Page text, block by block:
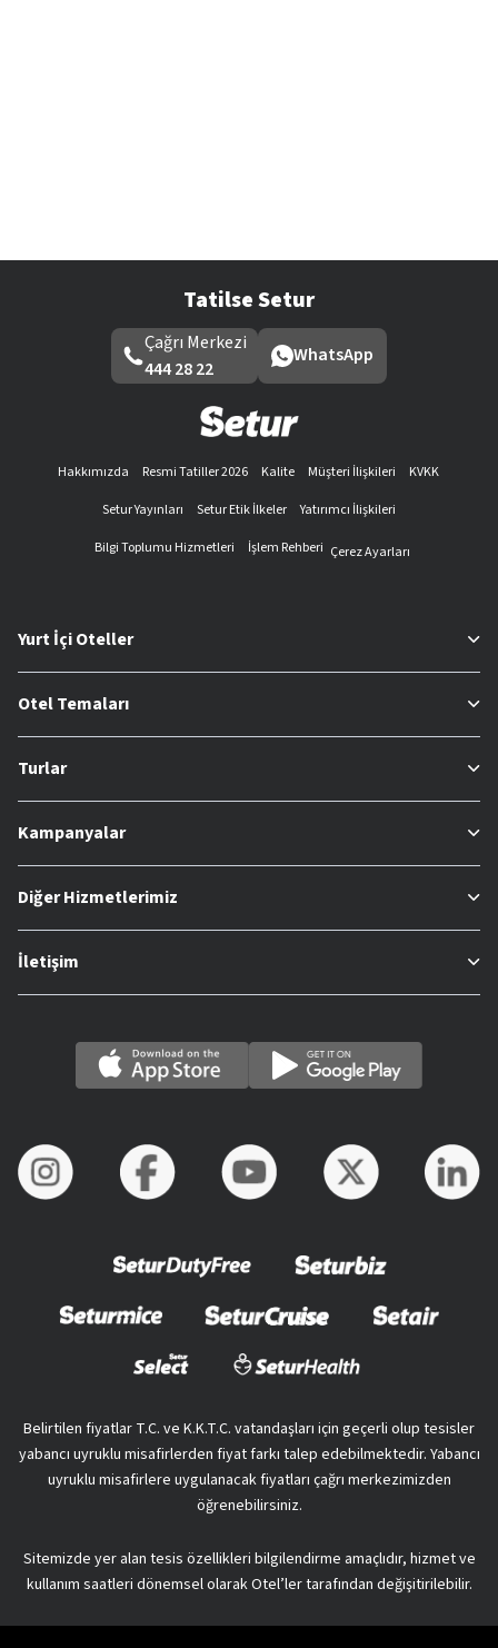
Tatilse Setur
Çağrı Merkezi
444 28 22
WhatsApp
Hakkımızda Resmi Tatiller 2026 Kalite Müşteri İlişkileri
KVKK
Setur Yayınları
Setur Etik İlkeler
Yatırımcı İlişkileri
Bilgi Toplumu Hizmetleri
İşlem Rehberi Çerez Ayarları
Yurt İçi Oteller
Otel Temaları
Turlar
Kampanyalar
Diğer Hizmetlerimiz
İletişim
Belirtilen fiyatlar T.C. ve K.K.T.C. vatandaşları için geçerli olup tesisler
yabancı uyruklu misafirlerden fiyat farkı talep edebilmektedir. Yabancı
uyruklu misafirlere uygulanacak fiyatları çağrı merkezimizden
öğrenebilirsiniz.
Sitemizde yer alan tesis özellikleri bilgilendirme amaçlıdır, hizmet ve
kullanım saatleri dönemsel olarak Otel’ler tarafından değişitirilebilir.